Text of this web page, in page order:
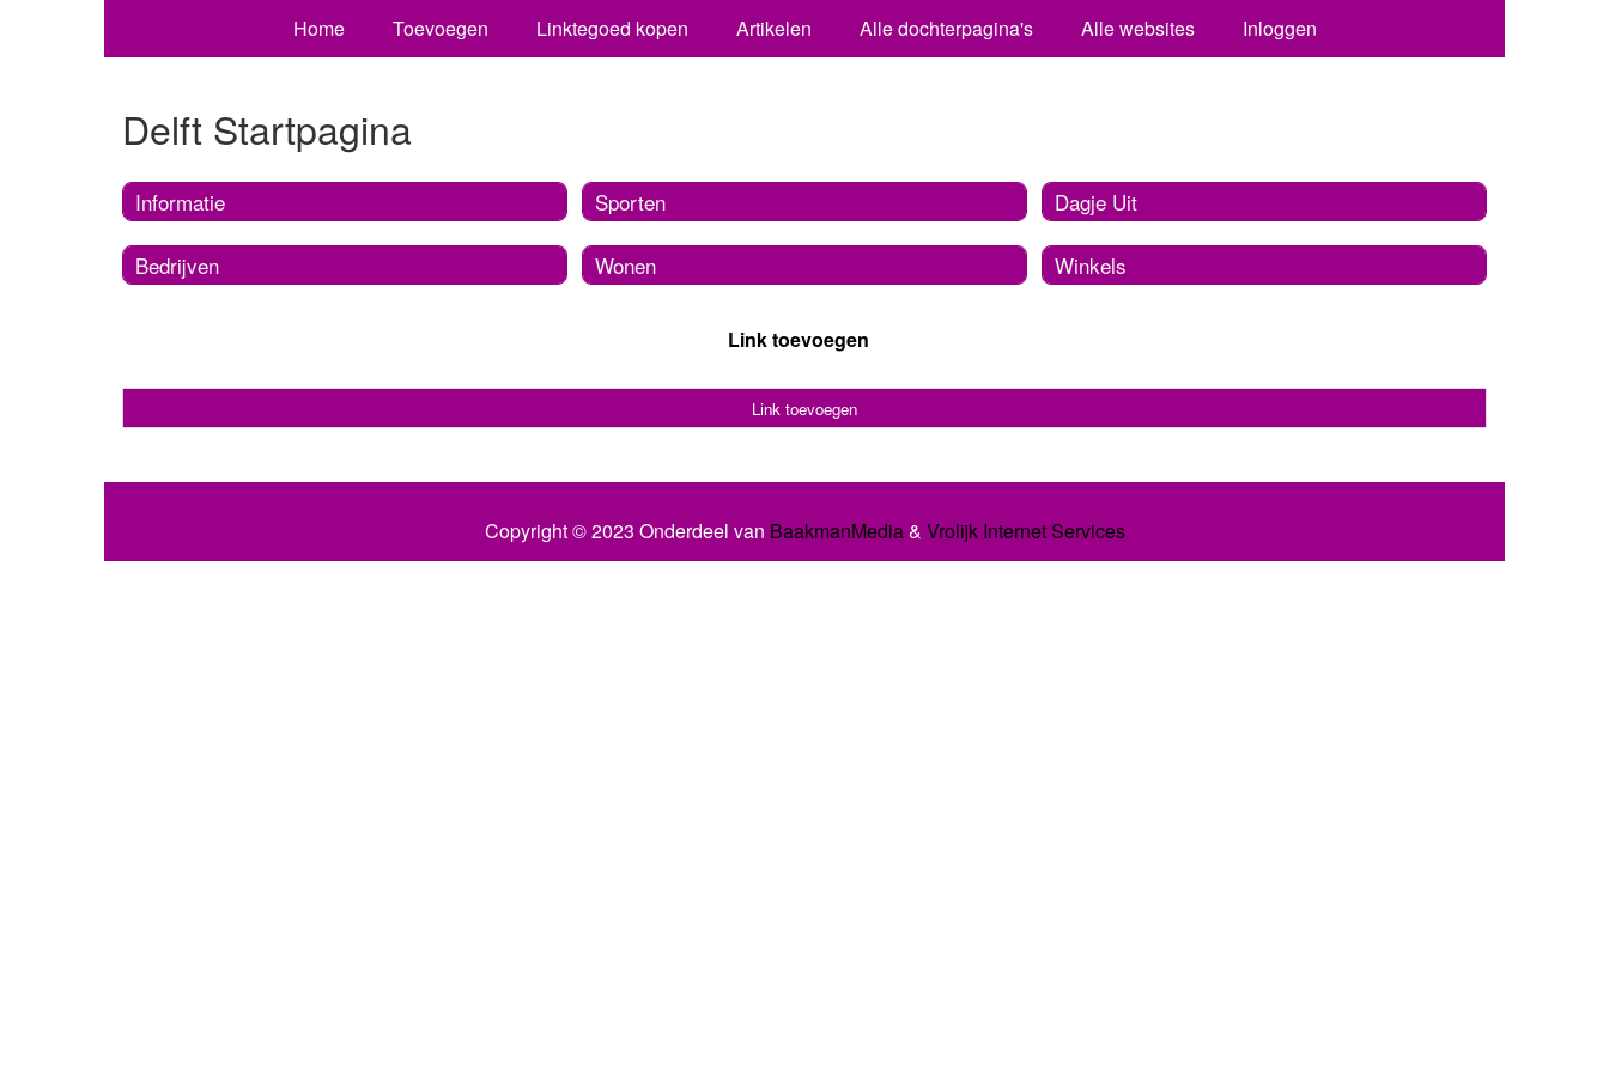
Home Toevoegen Linktegoed kopen Artikelen Alle dochterpagina's Alle websites Inloggen
Delft Startpagina
Informatie
Bedrijven
Sporten
Wonen
Dagje Uit
Winkels
Link toevoegen
Link toevoegen
Copyright © 2023 Onderdeel van BaakmanMedia& Vrolijk Internet Services